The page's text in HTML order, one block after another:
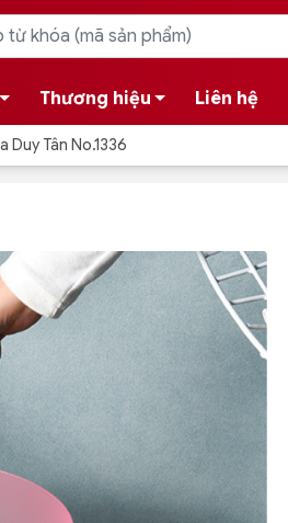
Thương hiệu Liên hệ
Duy Tân No.1336